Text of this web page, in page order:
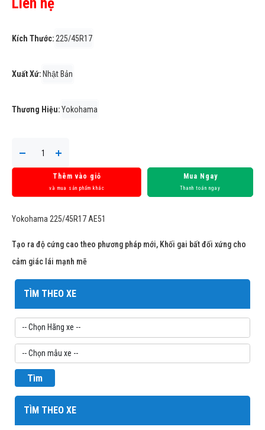
Kích Thước: 225/45R17
Xuất Xứ: Nhật Bản
Thương Hiệu:Yokohama
Thêm vào giỏ
và mua sản phẩm khác
Mua Ngay
Thanh toán ngay
Yokohama 225/45R17 AE51
Tạo ra độ cứng cao theo phương pháp mới, Khối gai bất đối xứng cho
cảm giác lái mạnh mẽ
TÌM THEO XE
Tìm
TÌM THEO XE